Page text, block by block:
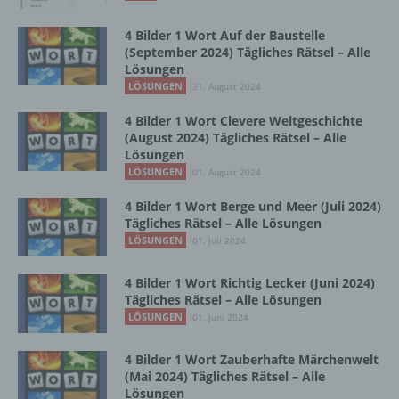
4 Bilder 1 Wort Auf der Baustelle
(September 2024) Tägliches Rätsel – Alle
Lösungen
LÖSUNGEN 31. August 2024
4 Bilder 1 Wort Clevere Weltgeschichte
(August 2024) Tägliches Rätsel – Alle
Lösungen
LÖSUNGEN 01. August 2024
4 Bilder 1 Wort Berge und Meer (Juli 2024)
Tägliches Rätsel – Alle Lösungen
LÖSUNGEN 01. Juli 2024
4 Bilder 1 Wort Richtig Lecker (Juni 2024)
Tägliches Rätsel – Alle Lösungen
LÖSUNGEN 01. Juni 2024
4 Bilder 1 Wort Zauberhafte Märchenwelt
(Mai 2024) Tägliches Rätsel – Alle
Lösungen
Daten wie das Erheben, das Erfassen, die
Organisation, das Ordnen, die Speicherung,
die Anpassung oder Veränderung, das
Auslesen, das Abfragen, die Verwendung,
Verbreitung oder eine andere Form der
Bereitstellung, den Abgleich oder die
Verknüpfung, die Einschränkung, das
Löschen oder die Vernichtung.
d) Einschränkung der Verarbeitung
Einschränkung der Verarbeitung ist die
Markierung gespeicherter
personenbezogener Daten mit dem Ziel, ihre
künftige Verarbeitung einzuschränken.
e) Profiling